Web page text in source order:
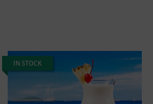
IN STOCK